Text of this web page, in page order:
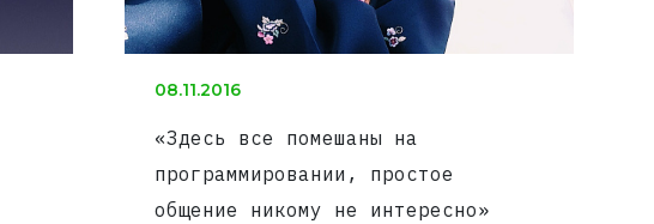
08.11.2016
«Здесь все помешаны на
программировании, простое
общение никому не интересно»